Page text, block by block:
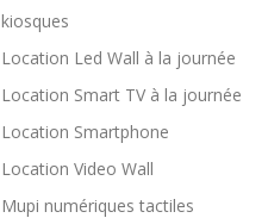
kiosques
Location Led Wall à la journée
Location Smart TV à la journée
Location Smartphone
Location Video Wall
Mupi numériques tactiles